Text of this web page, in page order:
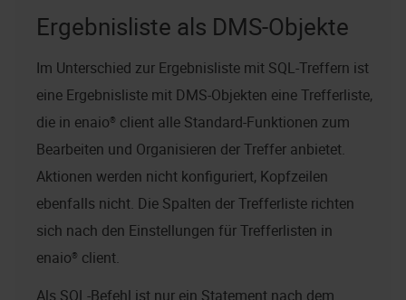
Ergebnisliste als DMS-Objekte
Im Unterschied zur Ergebnisliste mit SQL-Treffern ist
eine Ergebnisliste mit DMS-Objekten eine Trefferliste,
die in enaio® client alle Standard-Funktionen zum
Bearbeiten und Organisieren der Treffer anbietet.
Aktionen werden nicht konfiguriert, Kopfzeilen
ebenfalls nicht. Die Spalten der Trefferliste richten
sich nach den Einstellungen für Trefferlisten in
enaio® client.
Als SQL-Befehl ist nur ein Statement nach dem